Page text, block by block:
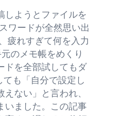
しようとファイルを
ワードが全然思い出
疲れすぎて何を入力
のメモ帳をめくり
ドを全部試してもダ
ても「自分で設定し
ない」と言われ、
いました。この記事